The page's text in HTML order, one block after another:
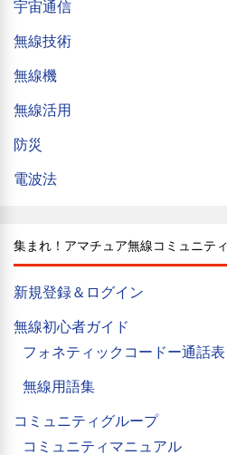
宇宙通信
無線技術
無線機
無線活用
防災
電波法
集まれ！アマチュア無線コミュニティ
新規登録＆ログイン
無線初心者ガイド
フォネティックコードー通話表
無線用語集
コミュニティグループ
コミュニティマニュアル